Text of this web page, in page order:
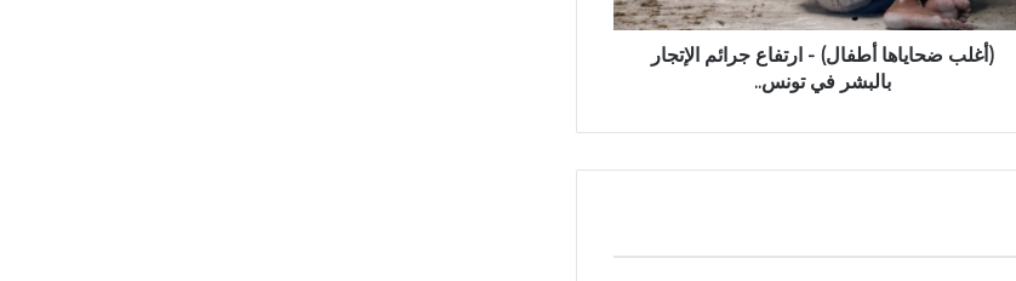
(أغلب ضحاياها أطفال) - ارتفاع جرائم الإتجار
بالبشر في تونس..